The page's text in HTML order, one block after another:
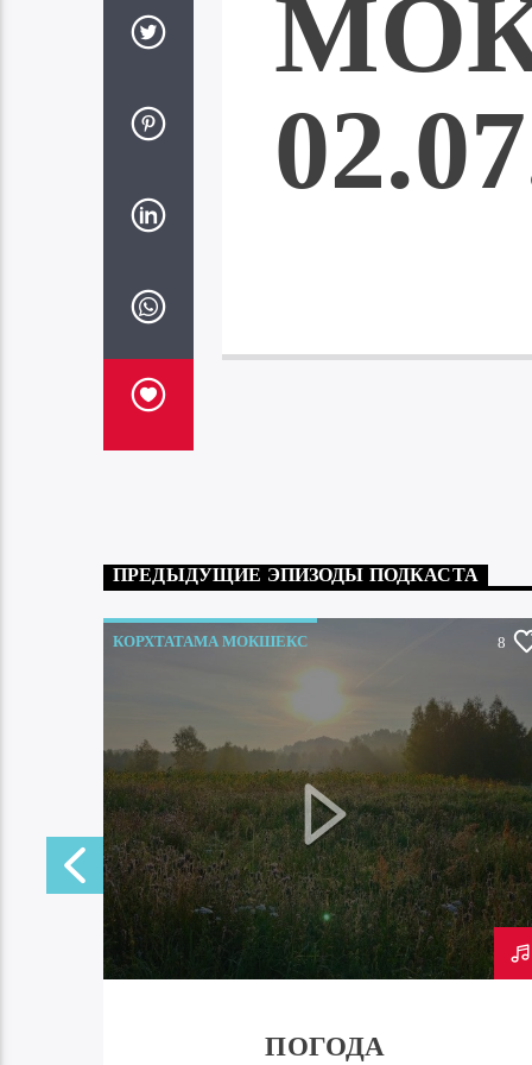
ПРЕДЫДУЩИЕ ЭПИЗОДЫ ПОДКАСТА
КОРХТАТАМА МОКШЕКС 8
ПОГОДА